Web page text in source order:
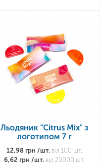
Льодяник "Citrus Mix" з
логотипом 7 г
12,98 грн /шт. від 100 шт.
6,62 грн /шт. від 20000 шт.